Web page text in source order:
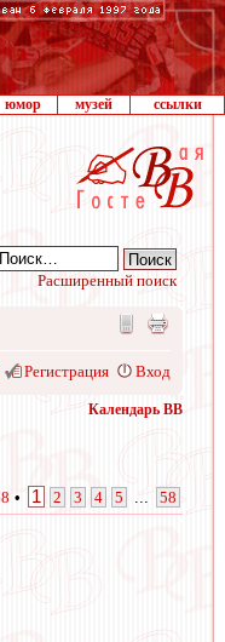
юмор музей ссылки
Расширенный поиск
Регистрация Вход
Календарь ВВ
• 1 2 3 4 5 58